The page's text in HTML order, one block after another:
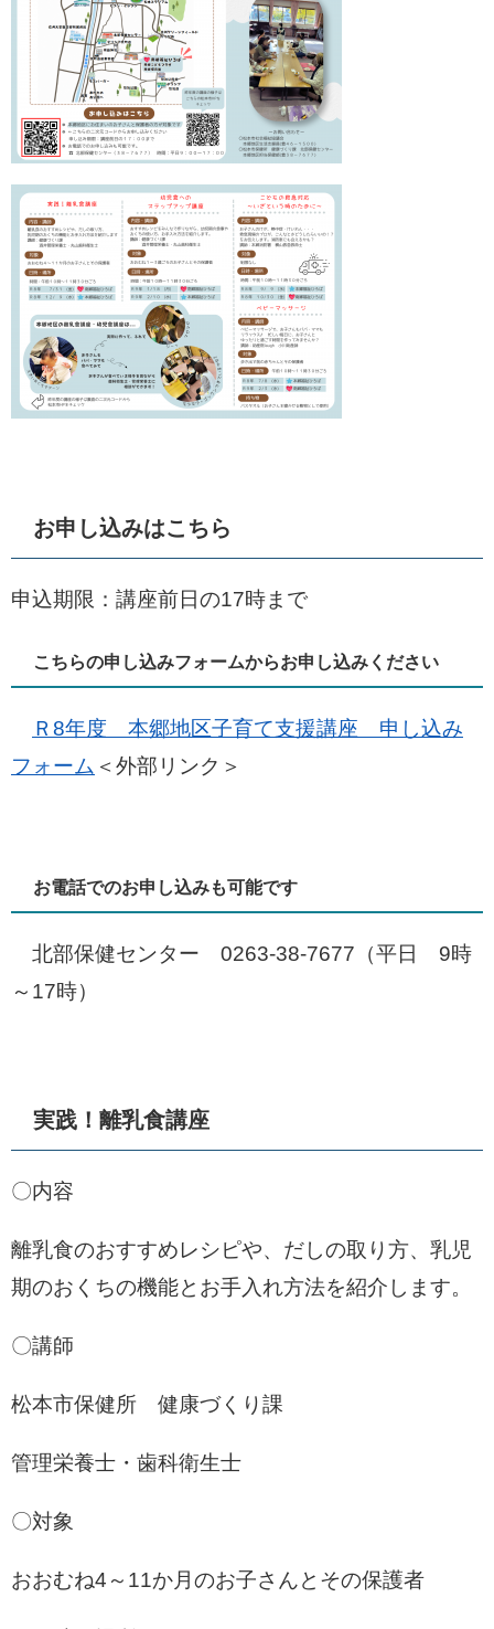
お申し込みはこちら
申込期限：講座前日の17時まで
こちらの申し込みフォームからお申し込みください
Ｒ8年度 本郷地区子育て支援講座 申し込み
フォーム ＜外部リンク＞
お電話でのお申し込みも可能です
北部保健センター 0263-38-7677（平日 9時
～17時）
実践！離乳食講座
〇内容
離乳食のおすすめレシピや、だしの取り方、乳児
期のおくちの機能とお手入れ方法を紹介します。
〇講師
松本市保健所 健康づくり課
管理栄養士・歯科衛生士
〇対象
おおむね4～11か月のお子さんとその保護者